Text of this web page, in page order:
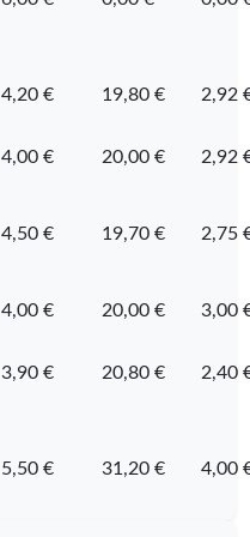
4,20 € 19,80 € 2,92
4,00 € 20,00 € 2,92
4,50 € 19,70 € 2,75
4,00 € 20,00 € 3,00
3,90 € 20,80 € 2,40
5,50 € 31,20 € 4,00